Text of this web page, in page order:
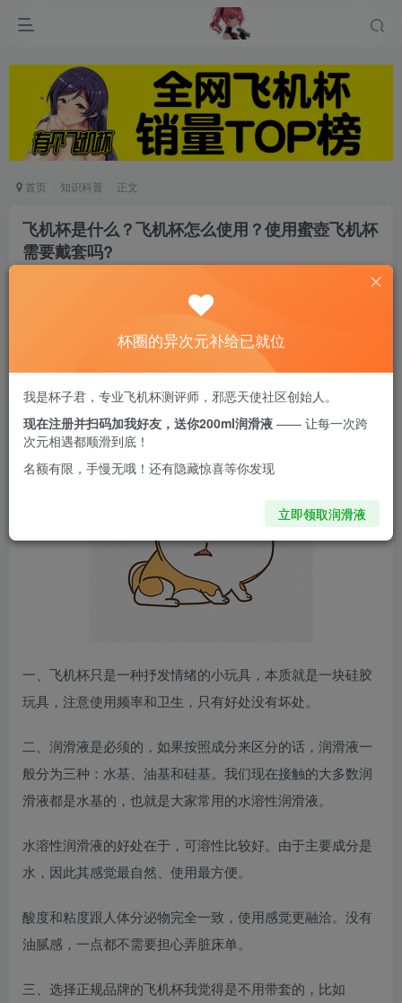
首页 知识科普 正文
飞机杯是什么？飞机杯怎么使用？使用蜜壺飞机杯
需要戴套吗?
在国内，很多消费者对于飞机杯和名器都不是很了解，说白
了还处于教育市场阶段。 经常会有朋友提出各种疑问。
一、飞机杯只是一种抒发情绪的小玩具，本质就是一块硅胶
玩具，注意使用频率和卫生，只有好处没有坏处。
二、润滑液是必须的，如果按照成分来区分的话，润滑液一
般分为三种：水基、油基和硅基。我们现在接触的大多数润
滑液都是水基的，也就是大家常用的水溶性润滑液。
水溶性润滑液的好处在于，可溶性比较好。由于主要成分是
水，因此其感觉最自然、使用最方便。
酸度和粘度跟人体分泌物完全一致，使用感觉更融洽。没有
油腻感，一点都不需要担心弄脏床单。
三、选择正规品牌的飞机杯我觉得是不用带套的，比如
杯圈的异次元补给已就位
我是杯子君，专业飞机杯测评师，邪恶天使社区创始人。
现在注册并扫码加我好友，送你200ml润滑液 —— 让每一次跨
次元相遇都顺滑到底！
名额有限，手慢无哦！还有隐藏惊喜等你发现
立即领取润滑液